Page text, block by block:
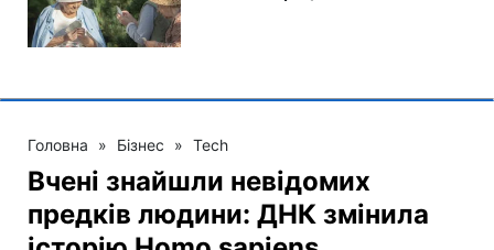
Головна » Бізнес » Tech
Вчені знайшли невідомих
предків людини: ДНК змінила